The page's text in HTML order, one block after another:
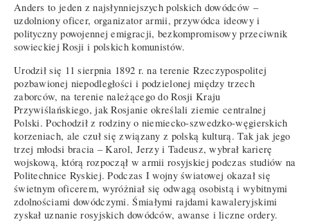
Anders to jeden z najsłynniejszych polskich dowódców –
uzdolniony oficer, organizator armii, przywódca ideowy i
polityczny powojennej emigracji, bezkompromisowy przeciwnik
sowieckiej Rosji i polskich komunistów.
Urodził się 11 sierpnia 1892 r. na terenie Rzeczypospolitej
pozbawionej niepodległości i podzielonej między trzech
zaborców, na terenie należącego do Rosji Kraju
Przywiślańskiego, jak Rosjanie określali ziemie centralnej
Polski. Pochodził z rodziny o niemiecko-szwedzko-węgierskich
korzeniach, ale czuł się związany z polską kulturą. Tak jak jego
trzej młodsi bracia – Karol, Jerzy i Tadeusz, wybrał karierę
wojskową, którą rozpoczął w armii rosyjskiej podczas studiów na
Politechnice Ryskiej. Podczas I wojny światowej okazał się
świetnym oficerem, wyróżniał się odwagą osobistą i wybitnymi
zdolnościami dowódczymi. Śmiałymi rajdami kawaleryjskimi
zyskał uznanie rosyjskich dowódców, awanse i liczne ordery.